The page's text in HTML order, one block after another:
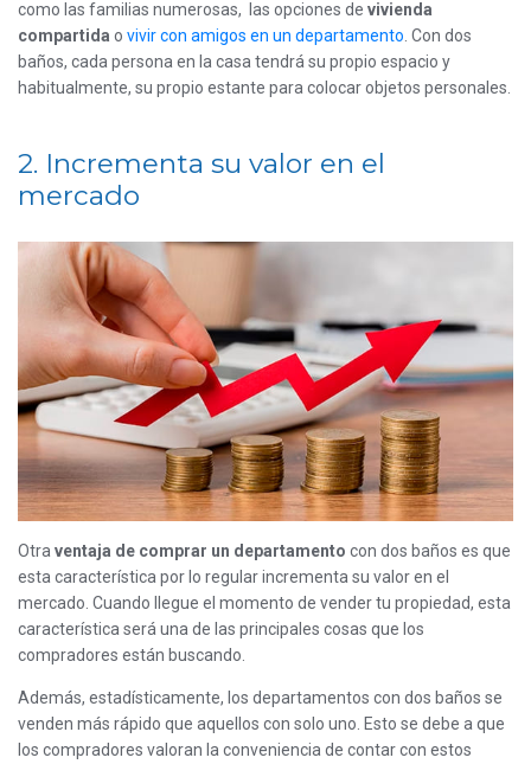
como las familias numerosas, las opciones de vivienda
compartida o vivir con amigos en un departamento. Con dos
baños, cada persona en la casa tendrá su propio espacio y
habitualmente, su propio estante para colocar objetos personales.
2. Incrementa su valor en el
mercado
Otra ventaja de comprar un departamento con dos baños es que
esta característica por lo regular incrementa su valor en el
mercado. Cuando llegue el momento de vender tu propiedad, esta
característica será una de las principales cosas que los
compradores están buscando.
Además, estadísticamente, los departamentos con dos baños se
venden más rápido que aquellos con solo uno. Esto se debe a que
los compradores valoran la conveniencia de contar con estos